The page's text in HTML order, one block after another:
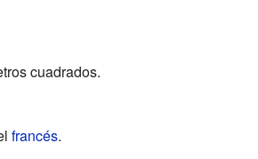
cuadrados.
francés.